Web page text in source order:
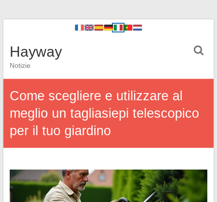
Hayway
Notizie
Come scegliere e utilizzare al
meglio un tagliasiepi telescopico
per il tuo giardino